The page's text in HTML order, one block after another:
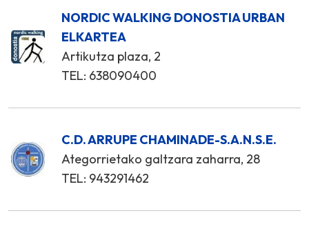
NORDIC WALKING DONOSTIA URBAN
ELKARTEA
Artikutza plaza, 2
TEL: 638090400
C.D. ARRUPE CHAMINADE-S.A.N.S.E.
Ategorrietako galtzara zaharra, 28
TEL: 943291462